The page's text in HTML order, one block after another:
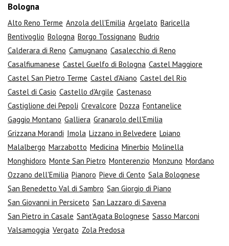
Bologna
Alto Reno Terme Anzola dell'Emilia Argelato Baricella
Bentivoglio Bologna Borgo Tossignano Budrio
Calderara di Reno Camugnano Casalecchio di Reno
Casalfiumanese Castel Guelfo di Bologna Castel Maggiore
Castel San Pietro Terme Castel d'Aiano Castel del Rio
Castel di Casio Castello d'Argile Castenaso
Castiglione dei Pepoli Crevalcore Dozza Fontanelice
Gaggio Montano Galliera Granarolo dell'Emilia
Grizzana Morandi Imola Lizzano in Belvedere Loiano
Malalbergo Marzabotto Medicina Minerbio Molinella
Monghidoro Monte San Pietro Monterenzio Monzuno Mordano
Ozzano dell'Emilia Pianoro Pieve di Cento Sala Bolognese
San Benedetto Val di Sambro San Giorgio di Piano
San Giovanni in Persiceto San Lazzaro di Savena
San Pietro in Casale Sant'Agata Bolognese Sasso Marconi
Valsamoggia Vergato Zola Predosa